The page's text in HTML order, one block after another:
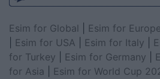
Esim for Global Esim for Europe
Esim for USA Esim for Italy
for Turkey
Esim for Germany
for Asia
Esim for World Cup